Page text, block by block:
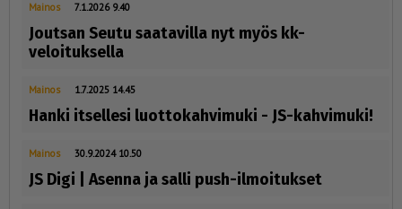
Mainos 7.1.2026 9.40
Joutsan Seutu saatavilla nyt myös kk-
veloituksella
Mainos 1.7.2025 14.45
Hanki itsellesi luottokahvimuki - JS-kahvimuki!
Mainos 30.9.2024 10.50
JS Digi | Asenna ja salli push-ilmoitukset